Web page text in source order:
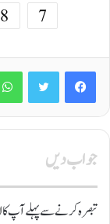
7
8
Facebook
جواب دیں
تبصرہ کرنے سے پہلے آپ کا